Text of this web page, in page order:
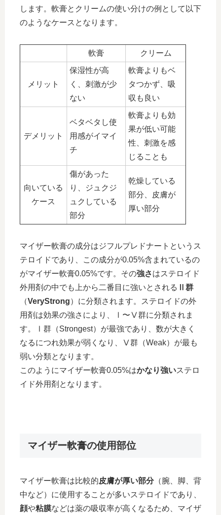
します。軟膏とクリームの使い分けの例として以下
のようなケースとなります。
軟膏 クリーム
メリット
保湿性が高
く、刺激が少
ない
軟膏よりもベ
タつかず、吸
収も良い
デメリット
ベタベタし使
用感がイマイ
チ
軟膏よりも効
果が低い可能
性、刺激を感
じることも
向いている
ケース
傷があった
り、ジュクジ
ュクしている
部分
乾燥している
部分、皮膚が
厚い部分
マイザー軟膏の成分はジフルプレドナートというス
テロイドであり、この成分が0.05%含まれているの
がマイザー軟膏0.05%です。その強さはステロイド
外用剤の中でも上から二番目に強いとされる
Ⅱ群
（VeryStrong）に分類されます。ステロイドの外
用剤は効果の強さにより、Ⅰ〜Ⅴ群に分類されま
す。Ⅰ群（Strongest）が最強であり、数が大きく
なるにつれ効果が弱くなり、Ⅴ群（Weak）が最も
弱い分類となります。
このようにマイザー軟膏0.05%はかなり強いステロ
イド外用剤となります。
マイザー軟膏の使用部位
マイザー軟膏は比較的皮膚が厚い部分（腕、脚、背
中など）に使用することが多いステロイドであり、
顔や粘膜などは薬の吸収率が高くなるため、マイザ